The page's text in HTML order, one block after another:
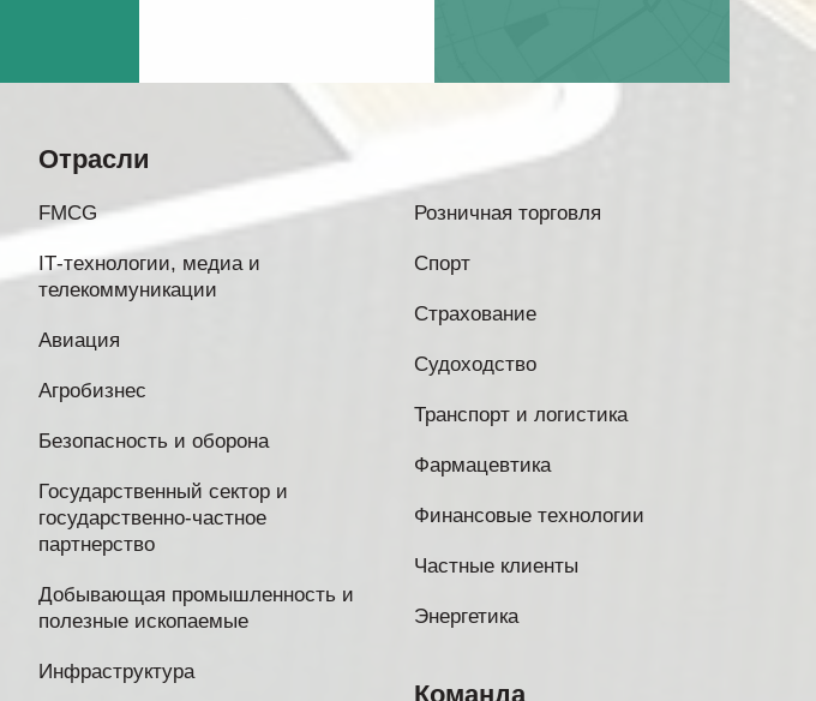
Отрасли
FMCG
IТ-технологии, медиа и
телекоммуникации
Авиация
Агробизнес
Безопасность и оборона
Государственный сектор и
государственно-частное
партнерство
Добывающая промышленность и
полезные ископаемые
Инфраструктура
Розничная торговля
Спорт
Страхование
Судоходство
Транспорт и логистика
Фармацевтика
Финансовые технологии
Частные клиенты
Энергетика
Команда